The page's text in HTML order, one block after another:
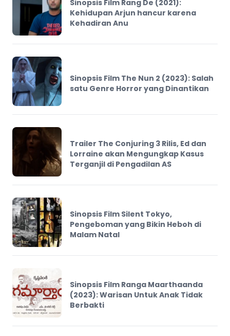
Sinopsis Film Rang De (2021):
Kehidupan Arjun hancur karena
Kehadiran Anu
Sinopsis Film The Nun 2 (2023): Salah
satu Genre Horror yang Dinantikan
Trailer The Conjuring 3 Rilis, Ed dan
Lorraine akan Mengungkap Kasus
Terganjil di Pengadilan AS
Sinopsis Film Silent Tokyo,
Pengeboman yang Bikin Heboh di
Malam Natal
Sinopsis Film Ranga Maarthaanda
(2023): Warisan Untuk Anak Tidak
Berbakti